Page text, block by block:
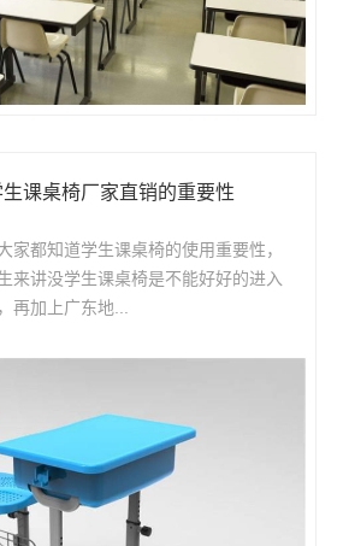
生课桌椅厂家直销的重要性
家都知道学生课桌椅的使用重要性，
来讲没学生课桌椅是不能好好的进入
再加上广东地...